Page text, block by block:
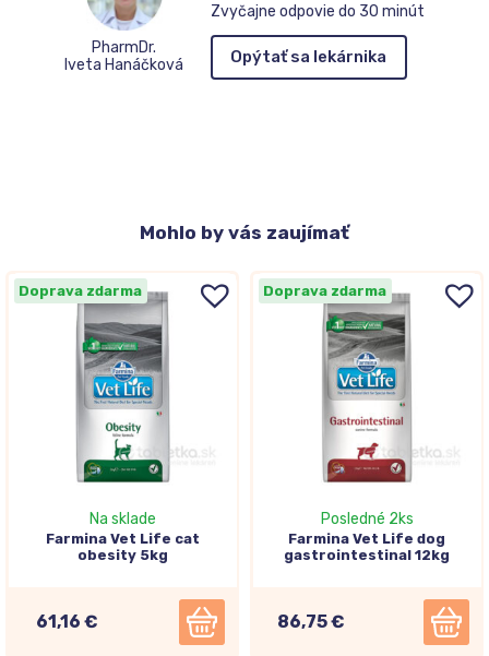
PharmDr.
Iveta Hanáčková
Zvyčajne odpovie do 30 minút
Opýtať sa lekárnika
Mohlo by vás zaujímať
Doprava zdarma
Na sklade
Farmina Vet Life cat
obesity 5kg
61,16 €
Doprava zdarma
Posledné 2ks
Farmina Vet Life dog
gastrointestinal 12kg
86,75 €